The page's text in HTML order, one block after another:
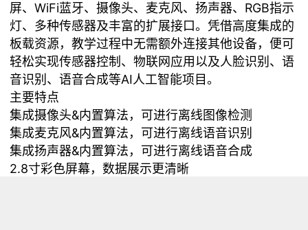
屏、WiFi蓝牙、摄像头、麦克风、扬声器、RGB指示
灯、多种传感器及丰富的扩展接口。凭借高度集成的
板载资源，教学过程中无需额外连接其他设备，便可
轻松实现传感器控制、物联网应用以及人脸识别、语
音识别、语音合成等AI人工智能项目。
主要特点
集成摄像头&内置算法，可进行离线图像检测
集成麦克风&内置算法，可进行离线语音识别
集成扬声器&内置算法，可进行离线语音合成
2.8寸彩色屏幕，数据展示更清晰